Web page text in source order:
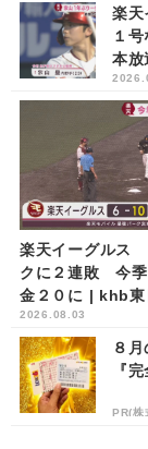
楽
１
本放
楽天イーグルス
クに２連敗 今季
金２０に | khb東
2026.08.03
８
『
PR(株